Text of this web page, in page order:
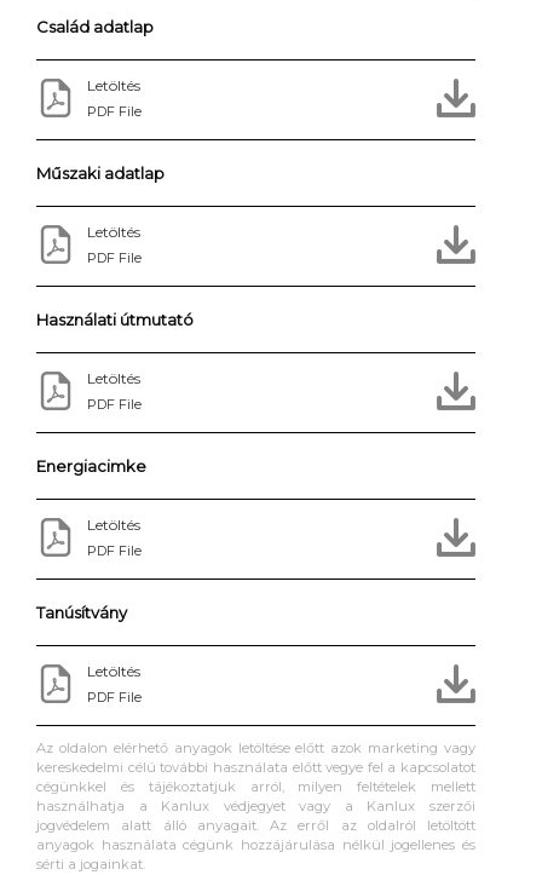
Család adatlap
Letöltés
PDF File
Műszaki adatlap
Letöltés
PDF File
Használati útmutató
Letöltés
PDF File
Energiacimke
Letöltés
PDF File
Tanúsítvány
Letöltés
PDF File
Az oldalon elérhető anyagok letöltése előtt azok marketing vagy
kereskedelmi célú további használata előtt vegye fel a kapcsolatot
cégünkkel és tájékoztatjuk arról, milyen feltételek mellett
használhatja a Kanlux védjegyet vagy a Kanlux szerzői
jogvédelem alatt álló anyagait. Az erről az oldalról letöltött
anyagok használata cégünk hozzájárulása nélkül jogellenes és
sérti a jogainkat.